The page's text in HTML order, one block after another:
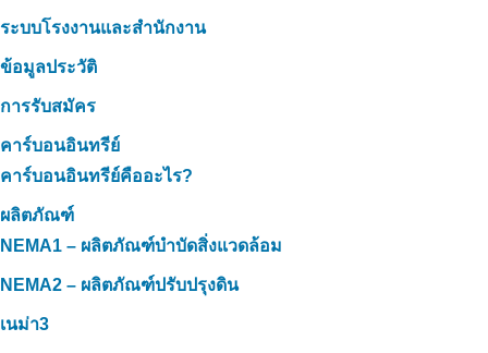
ระบบโรงงานและสำนักงาน
ข้อมูลประวัติ
การรับสมัคร
คาร์บอนอินทรีย์
คาร์บอนอินทรีย์คืออะไร?
ผลิตภัณฑ์
NEMA1 – ผลิตภัณฑ์บำบัดสิ่งแวดล้อม
NEMA2 – ผลิตภัณฑ์ปรับปรุงดิน
เนม่า3